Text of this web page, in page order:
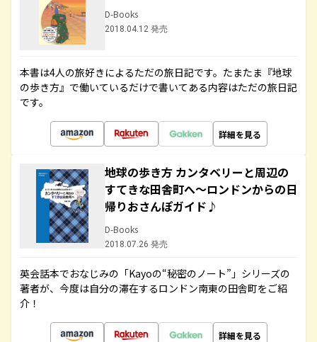
D-Books
2018.04.12 発売
本書は4人の旅好きによるただの旅日記です。たまたま『地球
の歩き方』で働いているだけで書いてある内容はただの旅日記
です。
詳細を見る
地球の歩き方 カンタベリーと周辺の
すてきな田舎町へ～ロンドンからの日
帰りおさんぽガイド♪
D-Books
2018.07.26 発売
英会話本でおなじみの「Kayoの“秘密のノート”」シリーズの
著者が、今度は自分の滞在するロンドン南東の田舎町をご紹
介！
詳細を見る